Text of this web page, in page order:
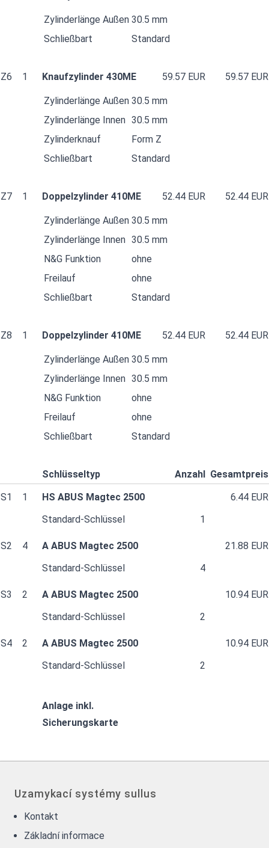
Zylinderlänge Außen 30.5 mm
Schließbart
Standard
Z6 1 Knaufzylinder 430ME 59.57 EUR 59.57 EUR
Zylinderlänge Außen 30.5 mm
Zylinderlänge Innen 30.5 mm
Zylinderknauf
Form Z
Schließbart
Standard
Z7 1 Doppelzylinder 410ME 52.44 EUR 52.44 EUR
Zylinderlänge Außen 30.5 mm
Zylinderlänge Innen 30.5 mm
N&G Funktion
ohne
Freilauf
ohne
Schließbart
Standard
Z8 1 Doppelzylinder 410ME 52.44 EUR 52.44 EUR
Zylinderlänge Außen 30.5 mm
Zylinderlänge Innen 30.5 mm
N&G Funktion
ohne
Freilauf
ohne
Schließbart
Standard
Schlüsseltyp Anzahl Gesamtpreis
S1
1 HS ABUS Magtec 2500
6.44 EUR
Standard-Schlüssel
1
S2 4 A ABUS Magtec 2500
21.88 EUR
Standard-Schlüssel
4
S3 2 A ABUS Magtec 2500
10.94 EUR
Standard-Schlüssel
2
S4 2 A ABUS Magtec 2500
10.94 EUR
Standard-Schlüssel
2
Anlage inkl.
Sicherungskarte
Uzamykací systémy sullus
Kontakt
Základní informace